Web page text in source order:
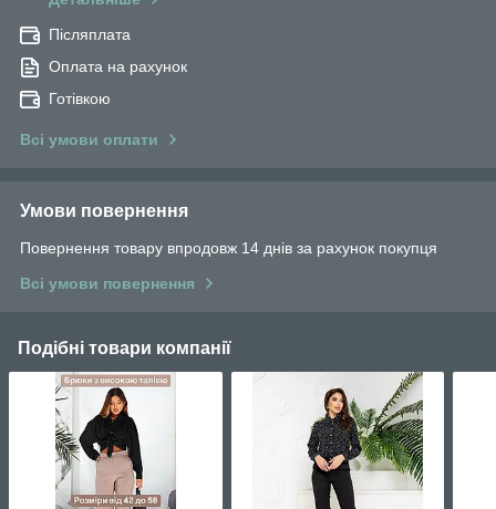
Післяплата
Оплата на рахунок
Готівкою
Всі умови оплати
Умови повернення
Повернення товару впродовж 14 днів за рахунок покупця
Всі умови повернення
Подібні товари компанії